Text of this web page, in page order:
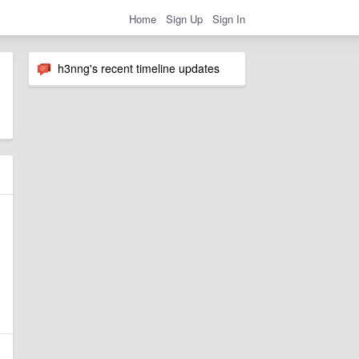
Home Sign Up Sign In
h3nng's recent timeline updates